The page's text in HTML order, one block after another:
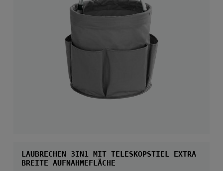
LAUBRECHEN 3IN1 MIT TELESKOPSTIEL EXTRA
BREITE AUFNAHMEFLÄCHE